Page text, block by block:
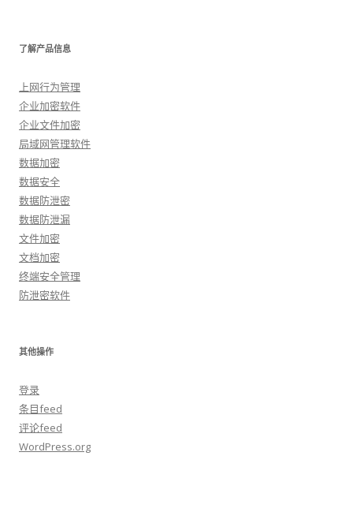
了解产品信息
上网行为管理
企业加密软件
企业文件加密
局域网管理软件
数据加密
数据安全
数据防泄密
数据防泄漏
文件加密
文档加密
终端安全管理
防泄密软件
其他操作
登录
条目feed
评论feed
WordPress.org